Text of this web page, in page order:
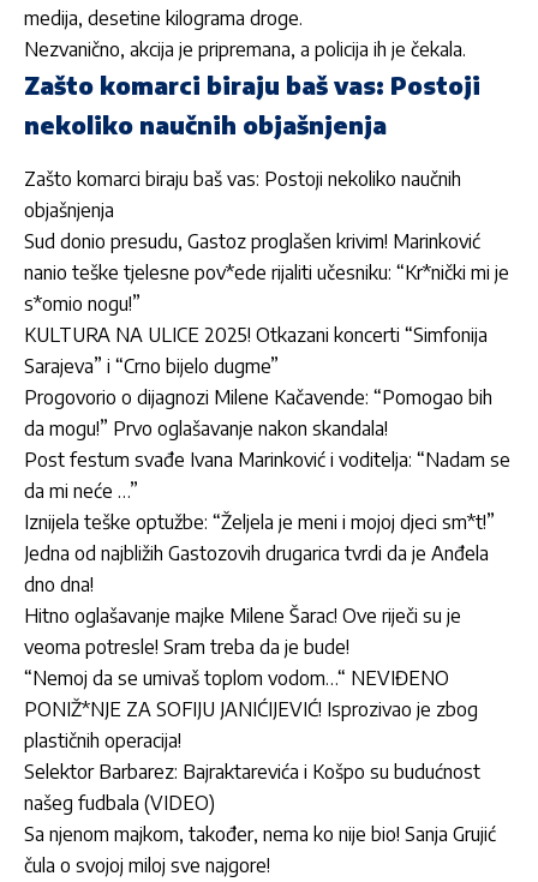
medija, desetine kilograma droge.
Nezvanično, akcija je pripremana, a policija ih je čekala.
Zašto komarci biraju baš vas: Postoji
nekoliko naučnih objašnjenja
Zašto komarci biraju baš vas: Postoji nekoliko naučnih
objašnjenja
Sud donio presudu, Gastoz proglašen krivim! Marinković
nanio teške tjelesne pov*ede rijaliti učesniku: “Kr*nički mi je
s*omio nogu!”
KULTURA NA ULICE 2025! Otkazani koncerti “Simfonija
Sarajeva” i “Crno bijelo dugme”
Progovorio o dijagnozi Milene Kačavende: “Pomogao bih
da mogu!” Prvo oglašavanje nakon skandala!
Post festum svađe Ivana Marinković i voditelja: “Nadam se
da mi neće …”
Iznijela teške optužbe: “Željela je meni i mojoj djeci sm*t!”
Jedna od najbližih Gastozovih drugarica tvrdi da je Anđela
dno dna!
Hitno oglašavanje majke Milene Šarac! Ove riječi su je
veoma potresle! Sram treba da je bude!
“Nemoj da se umivaš toplom vodom…“ NEVIĐENO
PONIŽ*NJE ZA SOFIJU JANIĆIJEVIĆ! Isprozivao je zbog
plastičnih operacija!
Selektor Barbarez: Bajraktarevića i Košpo su budućnost
našeg fudbala (VIDEO)
Sa njenom majkom, također, nema ko nije bio! Sanja Grujić
čula o svojoj miloj sve najgore!